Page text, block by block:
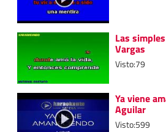
Las
Vargas
Visto:79
Ya viene
Aguilar
Visto:599